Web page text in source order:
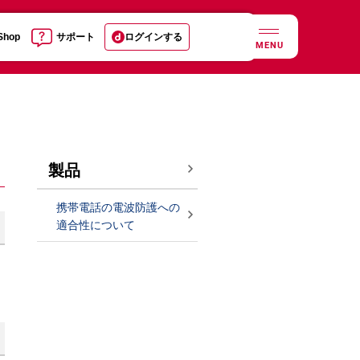
サポート ログインする
MENU
製品
携帯電話の電波防護への
適合性について